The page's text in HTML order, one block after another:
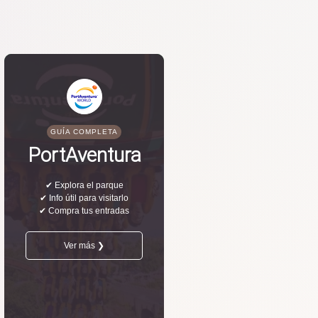
GUÍA COMPLETA
PortAventura
✔ Explora el parque
✔ Info útil para visitarlo
✔ Compra tus entradas
Ver más ❯